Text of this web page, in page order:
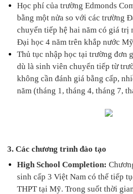
Học phí của trường Edmonds
bằng một nửa so với các trường
chuyển tiếp hệ hai năm có giá trị
Đại học 4 năm trên khắp nước
Thủ tục nhập học tại trường đơn
dù là sinh viên chuyển tiếp từ
không cần đánh giá bằng cấp,
năm (tháng 1, tháng 4, tháng 7,
3. Các chương trình đào tạo
High School Completion:
sinh cấp 3 Việt Nam có thể tiếp
THPT tại Mỹ. Trong suốt thời